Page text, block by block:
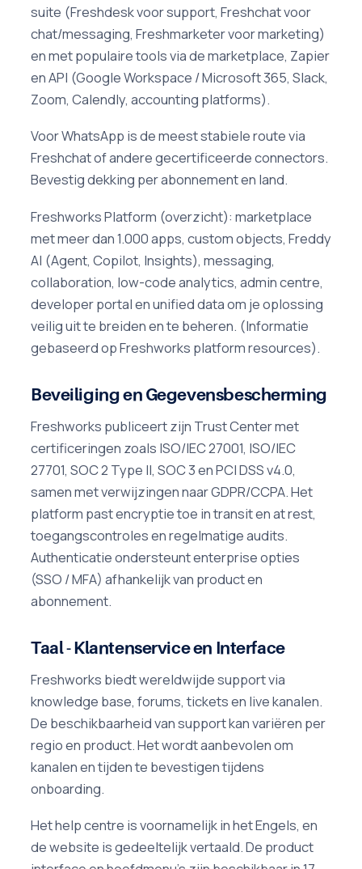
suite (Freshdesk voor support, Freshchat voor
chat/messaging, Freshmarketer voor marketing)
en met populaire tools via de marketplace, Zapier
en API (Google Workspace / Microsoft 365, Slack,
Zoom, Calendly, accounting platforms).
Voor WhatsApp is de meest stabiele route via
Freshchat of andere gecertificeerde connectors.
Bevestig dekking per abonnement en land.
Freshworks Platform (overzicht): marketplace
met meer dan 1.000 apps, custom objects, Freddy
AI (Agent, Copilot, Insights), messaging,
collaboration, low-code analytics, admin centre,
developer portal en unified data om je oplossing
veilig uit te breiden en te beheren. (Informatie
gebaseerd op Freshworks platform resources).
Beveiliging en Gegevensbescherming
Freshworks publiceert zijn Trust Center met
certificeringen zoals ISO/IEC 27001, ISO/IEC
27701, SOC 2 Type II, SOC 3 en PCI DSS v4.0,
samen met verwijzingen naar GDPR/CCPA. Het
platform past encryptie toe in transit en at rest,
toegangscontroles en regelmatige audits.
Authenticatie ondersteunt enterprise opties
(SSO / MFA) afhankelijk van product en
abonnement.
Taal - Klantenservice en Interface
Freshworks biedt wereldwijde support via
knowledge base, forums, tickets en live kanalen.
De beschikbaarheid van support kan variëren per
regio en product. Het wordt aanbevolen om
kanalen en tijden te bevestigen tijdens
onboarding.
Het help centre is voornamelijk in het Engels, en
de website is gedeeltelijk vertaald. De product